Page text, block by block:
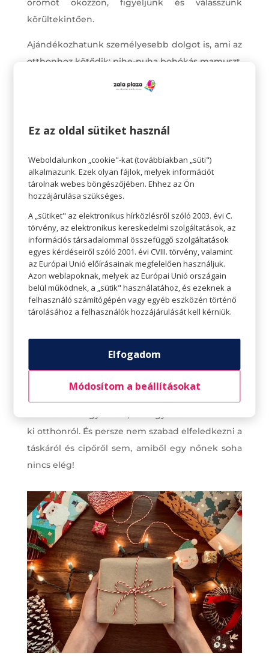
örömöt okozzon, figyeljünk és válasszunk
körültekintően.
Ajándékozhatunk személyesebb dolgot is, ami az
otthonhoz kötődik: pihe-puha bohókás mamuszt,
bolyhos fürdőköpenyt, cuki pizsit, de
természetesen ide tartozik a könyv is, ami az
Ajándékok aktív nőknek
legjobban, és vannak azok, akik szívesen
kimozdulnak. Akik sportolnak, kirándulnak,
társaságba járnak. Nekik érdemes a szokásaikhoz,
kedvenc időtöltésükhöz ajándékot választani. Jó
ötlet lehet olyan ajándékot venni, amire ők talán
nem is gondolnának, de hasznukra válik például
a fitnesz edzésen vagy egy hosszabb túrán. Egy
praktikus kiegészítő, egy modern táska,
pulzusmérős óra, kényelmes ruha csak néhány
személyre szabottan kell keresni.
Egy divatos, csinos ékszer, egy extra kiegészítő a
parti ruhához, egy bohókás, egyedi kalap,
ki otthonról. És persze nem szabad elfeledkezni a
táskáról és cipőről sem, amiből egy nőnek soha
nincs elég!
Ez az oldal sütiket használ
Weboldalunkon „cookie"-kat (továbbiakban „süti")
alkalmazunk. Ezek olyan fájlok, melyek információt
tárolnak webes böngészőjében. Ehhez az Ön
hozzájárulása szükséges.
A „sütiket" az elektronikus hírközlésről szóló 2003. évi C.
törvény, az elektronikus kereskedelmi szolgáltatások, az
információs társadalommal összefüggő szolgáltatások
egyes kérdéseiről szóló 2001. évi CVIII. törvény, valamint
az Európai Unió előírásainak megfelelően használjuk.
Azon weblapoknak, melyek az Európai Unió országain
belül működnek, a „sütik" használatához, és ezeknek a
felhasználó számítógépén vagy egyéb eszközén történő
tárolásához a felhasználók hozzájárulását kell kérniük.
Elfogadom
Módosítom a beállításokat